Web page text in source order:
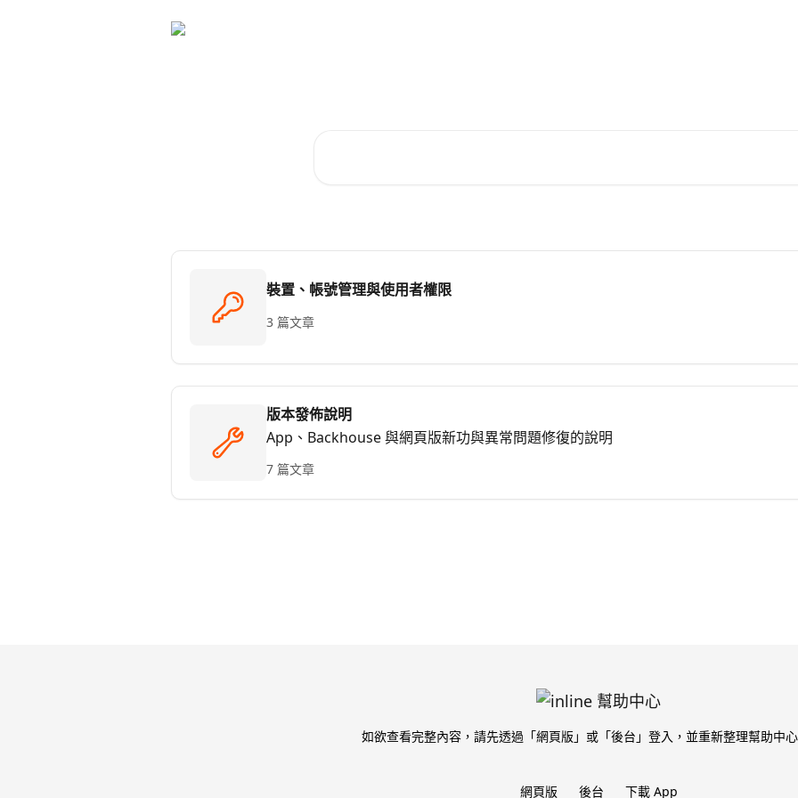
裝置、帳號管理與使用者權限
3 篇文章
版本發佈說明
App、Backhouse 與網頁版新功與異常問題修復的說明
7 篇文章
如欲查看完整內容，請先透過「網頁版」或「後台」登入，並重新整理幫助中
網頁版 後台 下載 App